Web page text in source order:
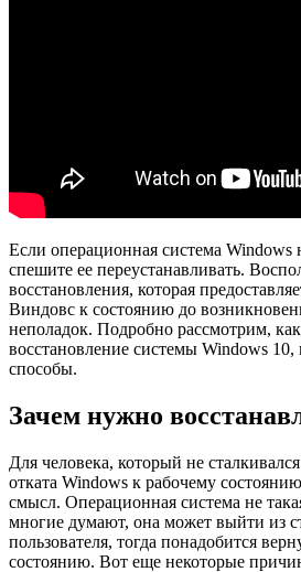
Если операционная система Windows
спешите ее переустанавливать.
восстановления, которая
Виндовс к состоянию до
неполадок. Подробно рассмотрим, как
восстановление системы Windows
способы.
Зачем нужно
Для человека, который не
отката Windows к рабочему
смысл. Операционная система не
многие думают, она может выйти из
пользователя, тогда понадобится
состоянию. Вот еще некоторые